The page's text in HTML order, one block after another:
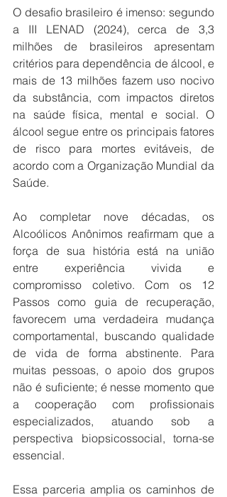
O desafio brasileiro é imenso: segundo
a III LENAD (2024), cerca de 3,3
milhões de brasileiros apresentam
critérios para dependência de álcool, e
mais de 13 milhões fazem uso nocivo
da substância, com impactos diretos
na saúde física, mental e social. O
álcool segue entre os principais fatores
de risco para mortes evitáveis, de
acordo com a Organização Mundial da
Saúde.
Ao completar nove décadas, os
Alcoólicos Anônimos reafirmam que a
força de sua história está na união
entre experiência vivida e
compromisso coletivo. Com os 12
Passos como guia de recuperação,
favorecem uma verdadeira mudança
comportamental, buscando qualidade
de vida de forma abstinente. Para
muitas pessoas, o apoio dos grupos
não é suficiente; é nesse momento que
a cooperação com profissionais
especializados, atuando sob a
perspectiva biopsicossocial, torna-se
essencial.
Essa parceria amplia os caminhos de